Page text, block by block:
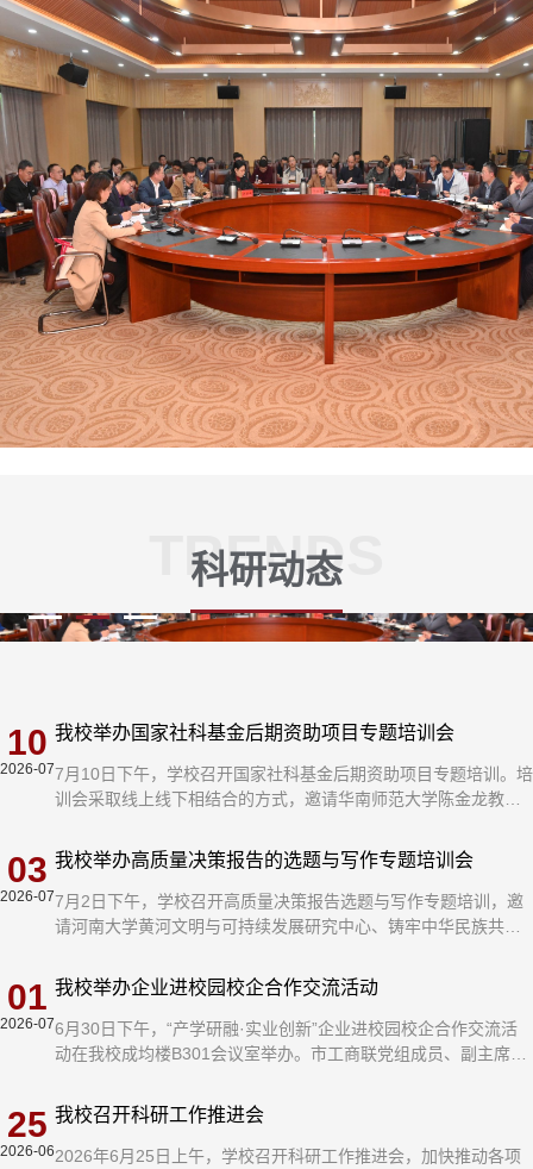
科研动态
TRENDS
2026-07
10 我校举办国家社科基金后期资助项目专题培训会
7月10日下午，学校召开国家社科基金后期资助项目专题培训。培
训会采取线上线下相结合的方式，邀请华南师范大学陈金龙教授
金龙教授从申请人和评审专家两个维度详细解读了国家社科基金
后期资助项目申报要求和注意事项。他强调，国家社科基金后期
资助项目是哲学社会科学领域重要标志性项目之一，旨在鼓励广
大人文社会科学工作者潜心治学，扎实研究，多出优秀成果，共
2026-07
03 我校举办高质量决策报告的选题与写作专题培训会
7月2日下午，学校召开高质量决策报告选题与写作专题培训，邀
请河南大学黄河文明与可持续发展研究中心、铸牢中华民族共同
议，各学院骨干教师参加。王广瑞教授结合田野调查和科研经
历，通过大量成功案例分享了高质量决策报告的选题与写作技
巧，并与参会教师进行深入交流。他指出，做好信息工作是贯彻
落实党中央决策部署的重要要求，是新时代高校提升社会服务水
2026-07
01 我校举办企业进校园校企合作交流活动
6月30日下午，“产学研融·实业创新”企业进校园校企合作交流活
动在我校成均楼B301会议室举办。市工商联党组成员、副主席程
光电科技有限公司、洛阳市名珍食品有限公司、隆华科技集团(洛
阳)股份有限公司等13家企业负责人，副校长马录芳，科研处、教
务处、绿色智能产业研究院负责人，有关学院负责人、科技人员
2026-06
25 我校召开科研工作推进会
2026年6月25日上午，学校召开科研工作推进会，加快推动各项